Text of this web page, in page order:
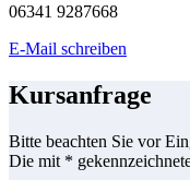
06341 9287668
E-Mail schreiben
Kursanfrage
Bitte beachten Sie vor
Die mit *